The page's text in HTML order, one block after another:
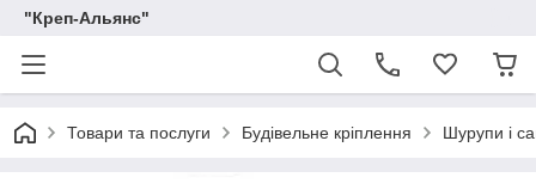
"Креп-Альянс"
Товари та послуги Будівельне кріплення Шурупи і